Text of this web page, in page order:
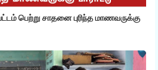
பெற்று சாதனை புரிந்த மாணவருக்கு